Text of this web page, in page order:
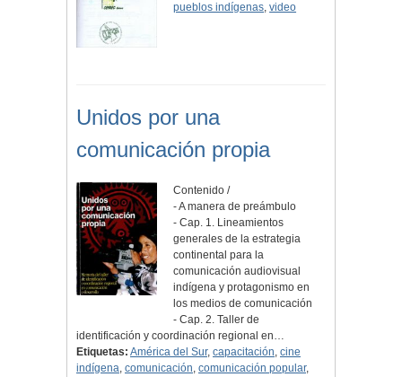
pueblos indígenas,video
Unidos por una
comunicación propia
Contenido /
- A manera de preámbulo
- Cap. 1. Lineamientos
generales de la estrategia
continental para la
comunicación audiovisual
indígena y protagonismo en
los medios de comunicación
- Cap. 2. Taller de
identificación y coordinación regional en…
Etiquetas: América del Sur, capacitación, cine
indígena, comunicación, comunicación popular,